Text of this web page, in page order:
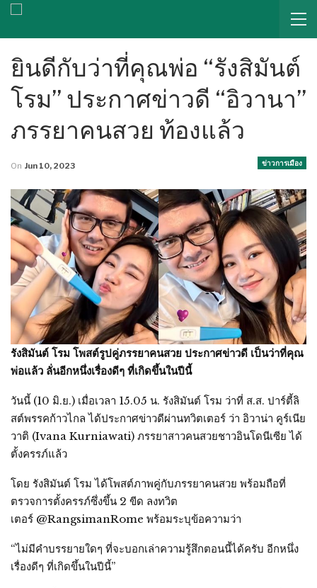
ยินดีกับว่าที่คุณพ่อ “รังสิมันต์
โรม” ประกาศข่าวดี “อิวานา”
ภรรยาคนสวย ท้องแล้ว
ข่าวการเมือง
On Jun 10, 2023
รังสิมันต์ โรม โพสต์รูปคู่ภรรยาคนสวย ประกาศข่าวดี เป็นว่าที่คุณ
พ่อแล้ว ลั่นอีกหนึ่งเรื่องดีๆ ที่เกิดขึ้นในปีนี้
วันนี้ (10 มิ.ย.) เมื่อเวลา 15.05 น. รังสิมันต์ โรม ว่าที่ ส.ส. ปาร์ตี้ลิ
สต์พรรคก้าวไกล ได้ประกาศข่าวดีผ่านทวิตเตอร์ ว่า อิวาน่า คูร์เนีย
วาติ (Ivana Kurniawati) ภรรยาสาวคนสวยชาวอินโดนีเซีย ได้
ตั้งครรภ์แล้ว
โดย รังสิมันต์ โรม ได้โพสต์ภาพคู่กับภรรยาคนสวย พร้อมถือที่
ตรวจการตั้งครรภ์ซึ่งขึ้น 2 ขีด ลงทวิต
เตอร์ @RangsimanRome พร้อมระบุข้อความว่า
“ไม่มีคำบรรยายใดๆ ที่จะบอกเล่าความรู้สึกตอนนี้ได้ครับ อีกหนึ่ง
เรื่องดีๆ ที่เกิดขึ้นในปีนี้”